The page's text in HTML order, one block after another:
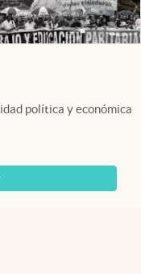
política y económica